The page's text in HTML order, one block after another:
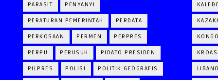
PARASIT PENYANYI
PERATURAN PEMERINTAH PERDATA
PERKOSAAN PERMEN PERPRES
PERPU PERUSUH PIDATO PRESIDEN
PILPRES POLISI POLITIK GEOGRAFIS